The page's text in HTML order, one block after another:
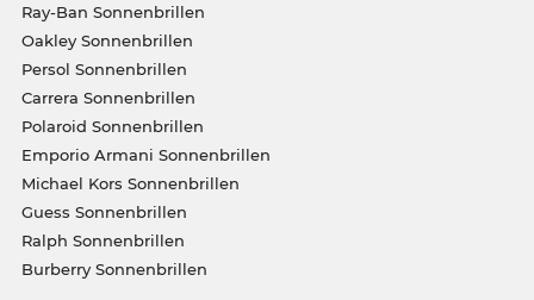
Ray-Ban Sonnenbrillen
Oakley Sonnenbrillen
Persol Sonnenbrillen
Carrera Sonnenbrillen
Polaroid Sonnenbrillen
Emporio Armani Sonnenbrillen
Michael Kors Sonnenbrillen
Guess Sonnenbrillen
Ralph Sonnenbrillen
Burberry Sonnenbrillen